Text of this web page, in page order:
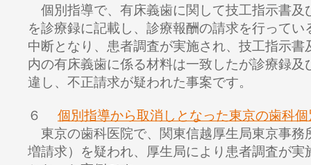
個別指導で、有床義歯に関して技工指示書及
を診療録に記載し、診療報酬の請求を行って
中断となり、患者調査が実施され、技工指示
内の有床義歯に係る材料は一致したが診療録
違し、不正請求が疑われた事案です。
６ 個別指導から取消しとなった東京の歯科
東京の歯科医院で、関東信越厚生局東京事務
増請求）を疑われ、厚生局により患者調査が